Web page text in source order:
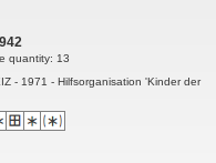
quantity: 13
- 1971 - Hilfsorganisation 'Kinder der